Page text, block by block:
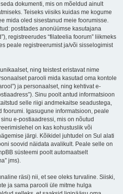
dokumenti, mis on mõeldud ainult
Teiseks viisiks kuidas me kogume
mida oled sisestanud meie foorumisse.
postitades anonüümse kasutajana
registreerudes “filateelia foorum” liikmeks
peale registreerumist ja/või sisselogimist
ning teistest eristavat nime
parooli mida kasutad oma kontole
ja personaalset, ning kehtivat e-
Sinu poolt antud informatsioon
selle riigi andmekaitse seadustega,
foorumi. Igasugune informatsioon, peale
e-postiaadressi, mis on nõutud
on kas kohustuslik või
järgi. Kõikidel juhtudel on Sul alati
soovid näidata avalikult. Peale selle on
süsteemi poolt automaatselt
jms).
räsi) nii, et see oleks turvaline. Siiski,
ja sama parooli üle mitme hulga